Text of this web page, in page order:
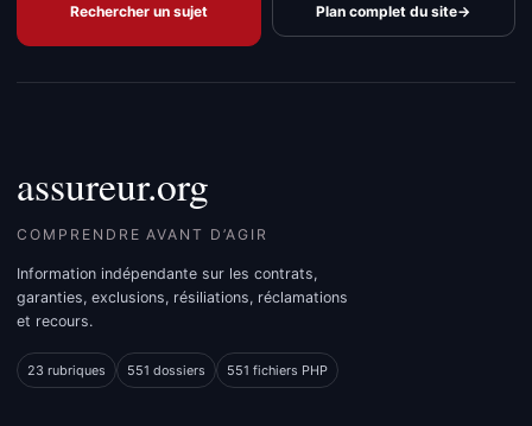
Rechercher un sujet Plan complet du site→
assureur.org
COMPRENDRE AVANT D’AGIR
Information indépendante sur les contrats,
garanties, exclusions, résiliations, réclamations
et recours.
23 rubriques 551 dossiers 551 fichiers PHP